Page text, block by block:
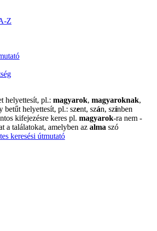
Z
helyettesít, pl.: magyarok, magyaroknak,
betűt helyettesít, pl.: szent, szán, színben
kifejezésre keres pl. magyarok-ra nem -
a találatokat, amelyben az alma szó
keresési útmutató